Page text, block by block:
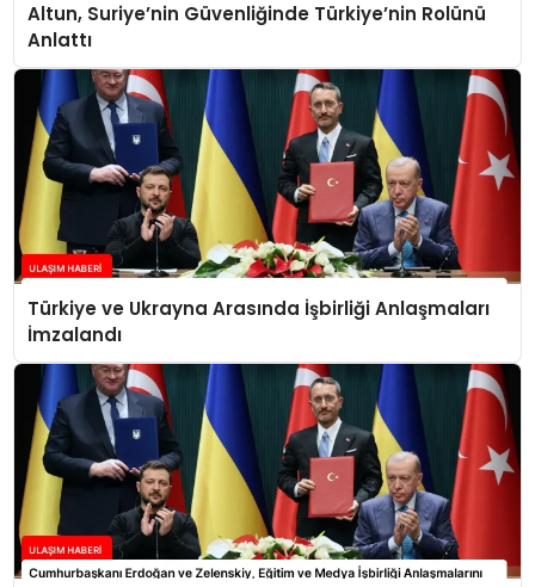
Altun, Suriye’nin Güvenliğinde Türkiye’nin Rolünü
Anlattı
Türkiye ve Ukrayna Arasında İşbirliği Anlaşmaları
İmzalandı